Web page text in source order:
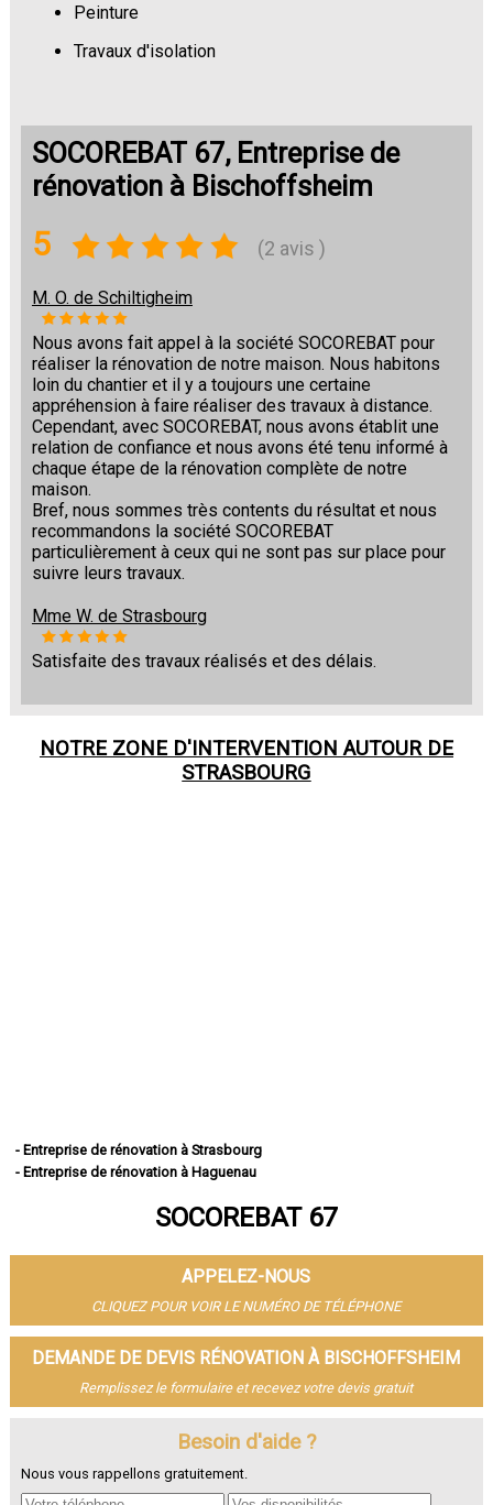
Peinture
Travaux d'isolation
SOCOREBAT 67, Entreprise de
rénovation à Bischoffsheim
5 (2 avis )
M. O. de Schiltigheim
Nous avons fait appel à la société SOCOREBAT pour
réaliser la rénovation de notre maison. Nous habitons
loin du chantier et il y a toujours une certaine
appréhension à faire réaliser des travaux à distance.
Cependant, avec SOCOREBAT, nous avons établit une
relation de confiance et nous avons été tenu informé à
chaque étape de la rénovation complète de notre
maison.
Bref, nous sommes très contents du résultat et nous
recommandons la société SOCOREBAT
particulièrement à ceux qui ne sont pas sur place pour
suivre leurs travaux.
Mme W. de Strasbourg
Satisfaite des travaux réalisés et des délais.
NOTRE ZONE D'INTERVENTION AUTOUR DE
STRASBOURG
- Entreprise de rénovation à Strasbourg
- Entreprise de rénovation à Haguenau
- Entreprise de rénovation à Illkirch-Graffenstaden
- Entreprise de rénovation à Bischheim
- Entreprise de rénovation à Lingolsheim
- Entreprise de rénovation à Bischwiller
- Entreprise de rénovation à Saverne
- Entreprise de rénovation à Obernai
- Entreprise de rénovation à Ostwald
- Entreprise de rénovation à Hœnheim
- Entreprise de rénovation à Brumath
- Entreprise de rénovation à Molsheim
- Entreprise de rénovation à Wissembourg
SOCOREBAT 67
APPELEZ-NOUS
CLIQUEZ POUR VOIR LE NUMÉRO DE TÉLÉPHONE
DEMANDE DE DEVIS RÉNOVATION À BISCHOFFSHEIM
Remplissez le formulaire et recevez votre devis gratuit
Besoin d'aide ?
Nous vous rappellons gratuitement.